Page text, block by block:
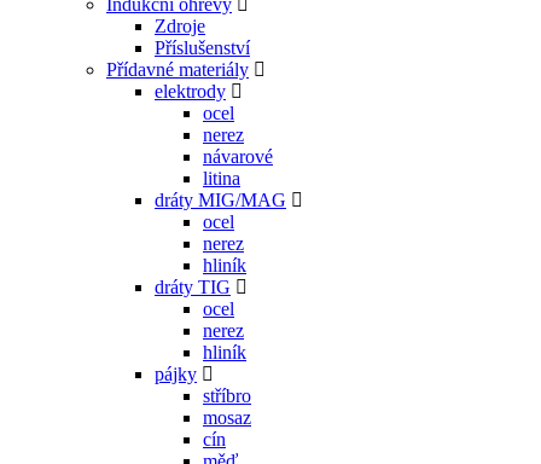
Indukční ohřevy
Zdroje
Příslušenství
Přídavné materiály
elektrody
ocel
nerez
návarové
litina
dráty MIG/MAG
ocel
nerez
hliník
dráty TIG
ocel
nerez
hliník
pájky
stříbro
mosaz
cín